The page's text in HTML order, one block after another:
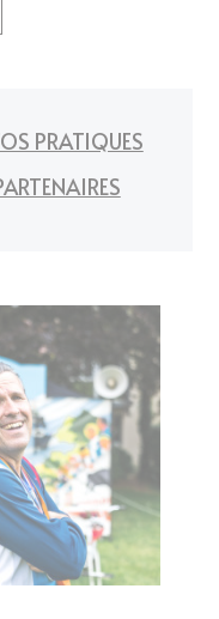
PRATIQUES